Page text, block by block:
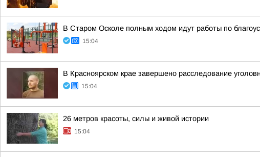
В Старом Осколе полным ходом идут работы по
15:04
В Красноярском крае завершено расследование
15:04
26 метров красоты, силы и живой истории
15:04